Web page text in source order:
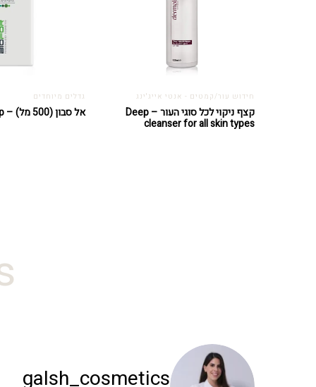
חידוש עור/קמטים - אנטי אייג'ינג
קצף ניקוי לכל סוגי העור – Deep
cleanser for all skin types
גדלים מיוחדים
אל סבון (500 מל) – Soapless Soap
galsh_cosmetics